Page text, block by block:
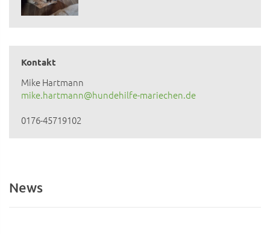
Kontakt
Mike Hartmann
mike.hartmann@hundehilfe-mariechen.de
0176-45719102
News